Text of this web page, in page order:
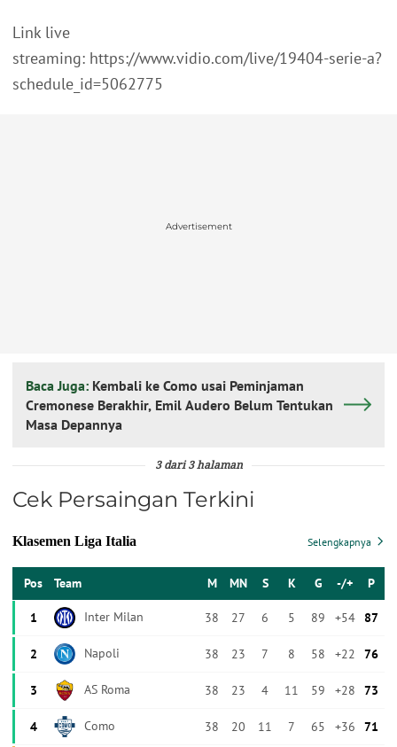
Link live
streaming: https://www.vidio.com/live/19404-serie-a?
schedule_id=5062775
Advertisement
Baca Juga: Kembali ke Como usai Peminjaman
Cremonese Berakhir, Emil Audero Belum Tentukan
Masa Depannya
3 dari 3 halaman
Cek Persaingan Terkini